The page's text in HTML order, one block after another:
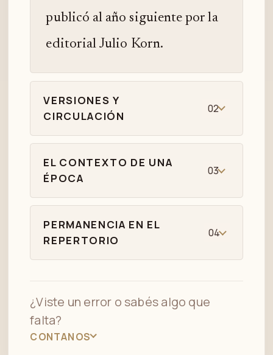
publicó al año siguiente por la
editorial Julio Korn.
VERSIONES Y
CIRCULACIÓN
02
EL CONTEXTO DE UNA
ÉPOCA
03
PERMANENCIA EN EL
REPERTORIO
04
¿Viste un error o sabés algo que
falta?
CONTANOS